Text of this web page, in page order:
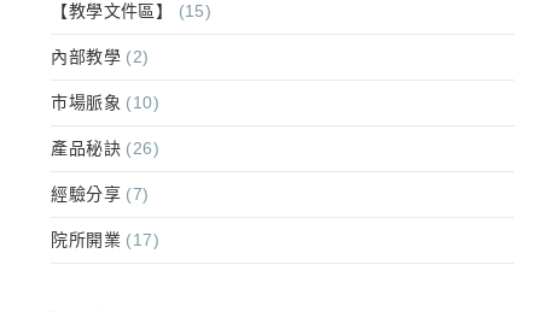
【教學文件區】 (15)
內部教學 (2)
市場脈象 (10)
產品秘訣 (26)
經驗分享 (7)
院所開業 (17)